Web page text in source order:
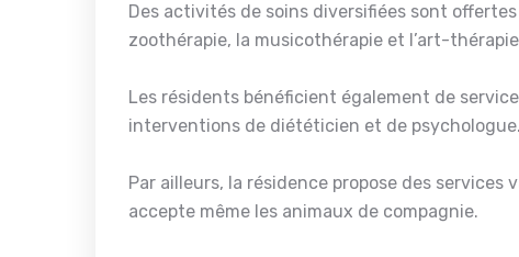
Des activités de soins diversifiées sont
zoothérapie, la musicothérapie et l’art-
Les résidents bénéficient également de
interventions de diététicien et de psychologue.
Par ailleurs, la résidence propose des services
accepte même les animaux de compagnie.